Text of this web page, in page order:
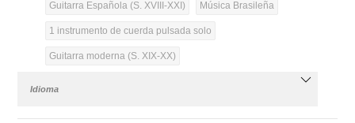
Guitarra Española (S. XVIII-XXI) Música Brasileña
1 instrumento de cuerda pulsada solo
Guitarra moderna (S. XIX-XX)
Idioma